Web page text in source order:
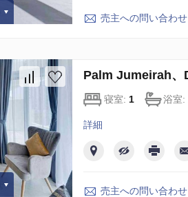
売主への問い合わせ
Palm Jumeirah、
寝室: 1 浴室:
詳細
売主への問い合わせ